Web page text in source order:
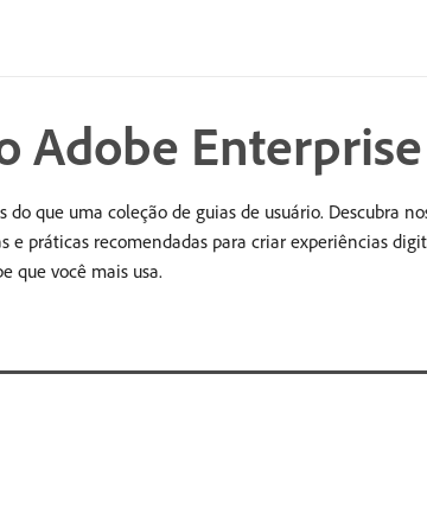
Adobe Enterprise
que uma coleção de guias de usuário. Descubra
e práticas recomendadas para criar experiências
que você mais usa.